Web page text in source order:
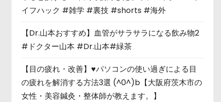
イフハック #雑学 #裏技 #shorts #海外
【Dr.山本おすすめ】血管がサラサラになる飲み物2
#ドクター山本 #Dr.山本#緑茶
【目の疲れ・改善】♥パソコンの使い過ぎによる目
の疲れを解消する方法3選 (^0^)b【大阪府茨木市の
女性・美容鍼灸・整体師が教えます。】